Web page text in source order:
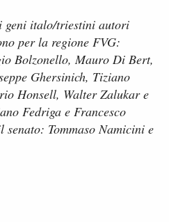
geni italo/triestini autori
per la regione FVG:
Bolzonello, Mauro Di Bert,
Ghersinich, Tiziano
Honsell, Walter Zalukar e
Fedriga e Francesco
senato: Tommaso Namicini e